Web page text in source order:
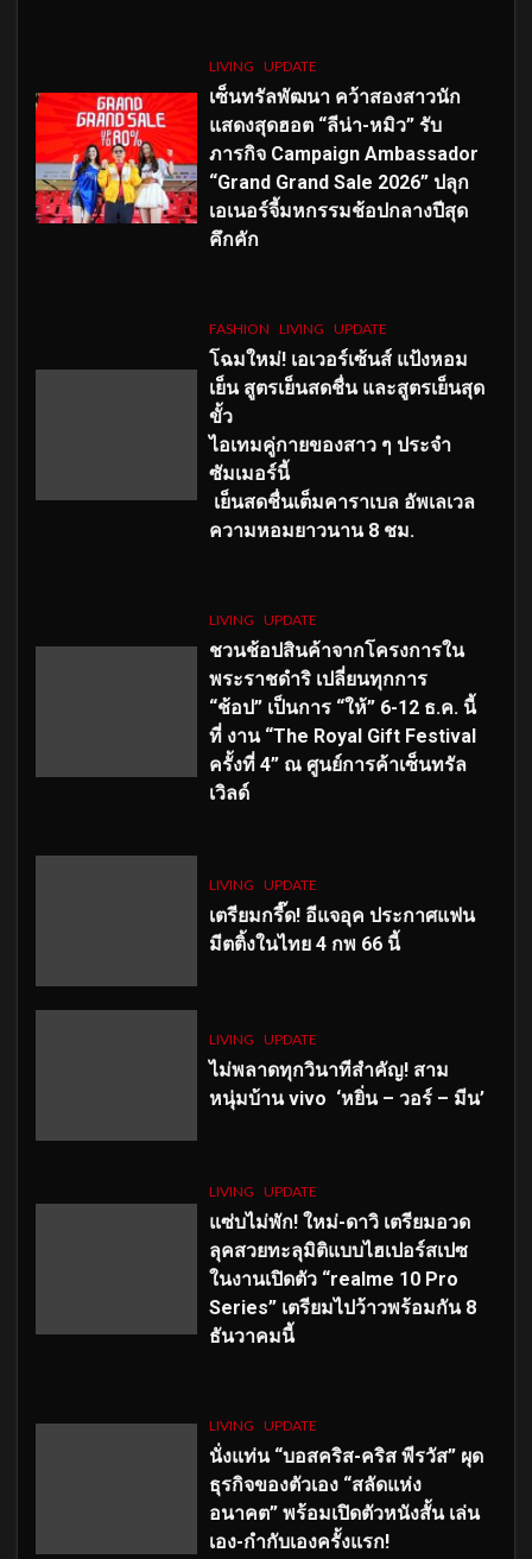
LIVING UPDATE
เซ็นทรัลพัฒนา คว้าสองสาวนัก
แสดงสุดฮอต “ลีน่า-หมิว” รับ
ภารกิจ Campaign Ambassador
“Grand Grand Sale 2026” ปลุก
เอเนอร์จี้มหกรรมช้อปกลางปีสุด
คึกคัก
FASHION LIVING UPDATE
โฉมใหม่! เอเวอร์เซ้นส์ แป้งหอม
เย็น สูตรเย็นสดชื่น และสูตรเย็นสุด
ขั้ว
ไอเทมคู่กายของสาว ๆ ประจำ
ซัมเมอร์นี้
เย็นสดชื่นเต็มคาราเบล อัพเลเวล
ความหอมยาวนาน 8 ชม.
LIVING UPDATE
ชวนช้อปสินค้าจากโครงการใน
พระราชดำริ เปลี่ยนทุกการ
“ช้อป” เป็นการ “ให้” 6-12 ธ.ค. นี้
ที่ งาน “The Royal Gift Festival
ครั้งที่ 4” ณ ศูนย์การค้าเซ็นทรัล
เวิลด์
LIVING UPDATE
เตรียมกรี๊ด! อีแจอุค ประกาศแฟน
มีตติ้งในไทย 4 กพ 66 นี้
LIVING UPDATE
ไม่พลาดทุกวินาทีสำคัญ! สาม
หนุ่มบ้าน vivo ‘หยิ่น – วอร์ – มีน’
LIVING UPDATE
แซ่บไม่พัก! ใหม่-ดาวิ เตรียมอวด
ลุคสวยทะลุมิติแบบไฮเปอร์สเปซ
ในงานเปิดตัว “realme 10 Pro
Series” เตรียมไปว้าวพร้อมกัน 8
ธันวาคมนี้
LIVING UPDATE
นั่งแท่น “บอสคริส-คริส พีรวัส” ผุด
ธุรกิจของตัวเอง “สลัดแห่ง
อนาคต” พร้อมเปิดตัวหนังสั้น เล่น
เอง-กำกับเองครั้งแรก!